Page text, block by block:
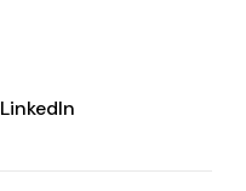
LinkedIn